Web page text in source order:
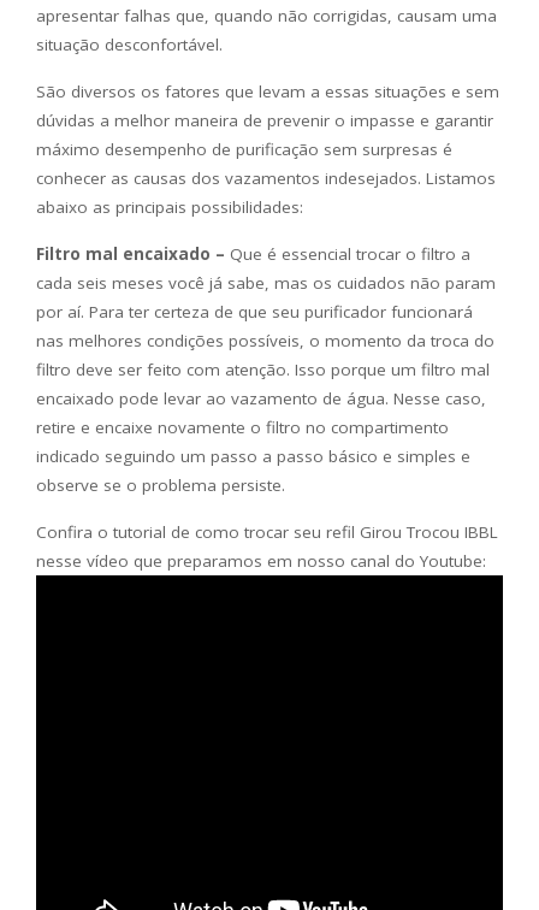
apresentar falhas que, quando não corrigidas, causam uma
situação desconfortável.
São diversos os fatores que levam a essas situações e sem
dúvidas a melhor maneira de prevenir o impasse e garantir
máximo desempenho de purificação sem surpresas é
conhecer as causas dos vazamentos indesejados. Listamos
abaixo as principais possibilidades:
Filtro mal encaixado – Que é essencial trocar o filtro a
cada seis meses você já sabe, mas os cuidados não param
por aí. Para ter certeza de que seu purificador funcionará
nas melhores condições possíveis, o momento da troca do
filtro deve ser feito com atenção. Isso porque um filtro mal
encaixado pode levar ao vazamento de água. Nesse caso,
retire e encaixe novamente o filtro no compartimento
indicado seguindo um passo a passo básico e simples e
observe se o problema persiste.
Confira o tutorial de como trocar seu refil Girou Trocou IBBL
nesse vídeo que preparamos em nosso canal do Youtube: